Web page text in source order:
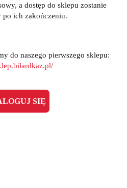
a dostęp do sklepu zostanie
ich zakończeniu.
do naszego pierwszego sklepu:
SIĘ